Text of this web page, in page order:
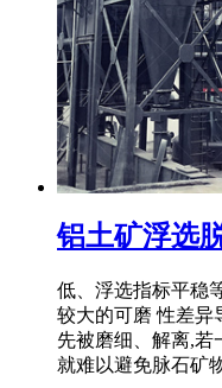
铝土矿浮选
低、浮选指标平稳
较大的可磨 性差异
先被磨细、解离,若
就难以避免脉石矿